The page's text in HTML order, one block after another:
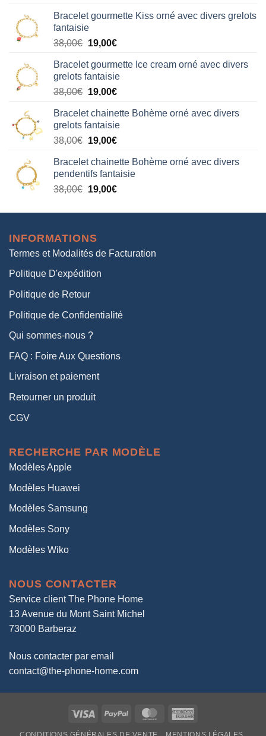
initial
était :
38,00€.
actuel
19,00€.
Bracelet gourmette Kiss orné avec divers grelots
fantaisie
38,00€ Le
initial
était :
38,00€.
19,00€Le
actuel
est :
19,00€.
Bracelet gourmette Ice cream orné avec divers
grelots fantaisie
38,00€ Le
initial
était :
38,00€.
19,00€Le
actuel
est :
19,00€.
Bracelet chainette Bohème orné avec divers
grelots fantaisie
38,00€ Le
initial
était :
38,00€.
19,00€Le
actuel
est :
19,00€.
Bracelet chainette Bohème orné avec divers
pendentifs fantaisie
38,00€ Le
initial
38,00€.
19,00€Le
actuel
INFORMATIONS
Termes et Modalités de Facturation
Politique D'expédition
Politique de Retour
Politique de Confidentialité
Qui sommes-nous ?
FAQ : Foire Aux Questions
Livraison et paiement
Retourner un produit
CGV
RECHERCHE PAR MODÈLE
Modèles Apple
Modèles Huawei
Modèles Samsung
Modèles Sony
Modèles Wiko
NOUS CONTACTER
Service client The Phone Home
13 Avenue du Mont Saint Michel
73000 Barberaz
Nous contacter par email
contact@the-phone-home.com
Visa PayPal MasterCard